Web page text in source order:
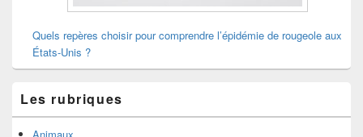
Quels repères choisir pour comprendre l’épidémie de rougeole aux
États-Unis ?
Les rubriques